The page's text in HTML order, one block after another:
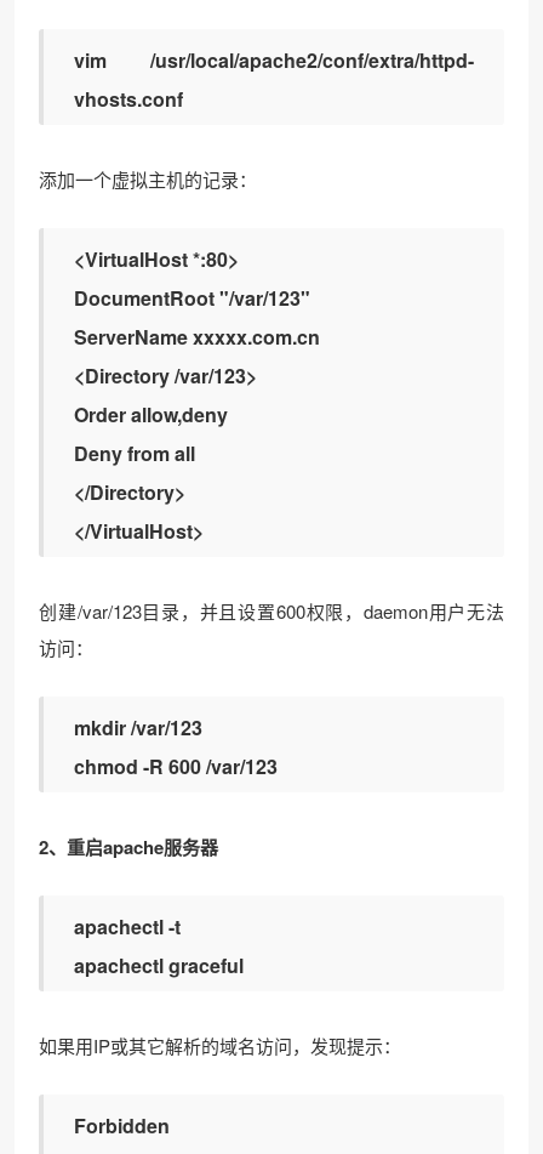
vim /usr/local/apache2/conf/extra/httpd-
vhosts.conf
添加一个虚拟主机的记录：
<VirtualHost *:80>
DocumentRoot "/var/123"
ServerName xxxxx.com.cn
<Directory /var/123>
Order allow,deny
Deny from all
</Directory>
</VirtualHost>
创建/var/123目录，并且设置600权限，daemon用户无法
访问：
mkdir /var/123
chmod -R 600 /var/123
2、重启apache服务器
apachectl -t
apachectl graceful
如果用IP或其它解析的域名访问，发现提示：
Forbidden